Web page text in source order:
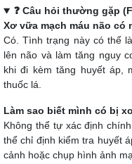
❓ Câu hỏi thường gặp
Xơ vữa mạch máu não có
Có. Tình trạng này có thể
lên não và làm tăng nguy
khi đi kèm tăng huyết áp,
thuốc lá.
Làm sao biết mình có bị
Không thể tự xác định
thể chỉ định kiểm tra huyết
cảnh hoặc chụp hình ảnh